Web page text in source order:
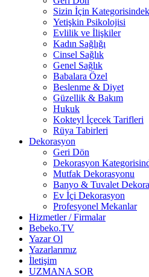
Sizin İçin
Yetişkin Psikolojisi
Evlilik ve İlişkiler
Kadın Sağlığı
Cinsel Sağlık
Genel Sağlık
Babalara Özel
Beslenme & Diyet
Güzellik & Bakım
Hukuk
Kokteyl İçecek Tarifleri
Rüya Tabirleri
Dekorasyon
Geri Dön
Dekorasyon
Mutfak Dekorasyonu
Banyo & Tuvalet
Ev İçi Dekorasyon
Profesyonel Mekanlar
Hizmetler / Firmalar
Bebeko.TV
Yazar Ol
Yazarlarımız
İletişim
UZMANA SOR